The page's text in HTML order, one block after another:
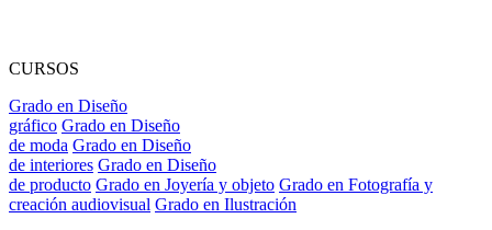
CURSOS
Grado en Diseño
gráfico Grado en Diseño
de moda Grado en Diseño
de interiores Grado en Diseño
de producto Grado en Joyería y objeto Grado en Fotografía y
creación audiovisual Grado en Ilustración